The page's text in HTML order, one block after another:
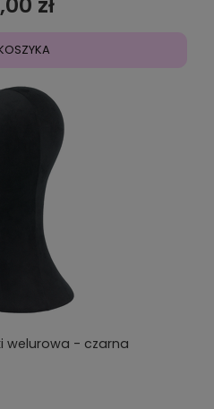
welurowa - czarna